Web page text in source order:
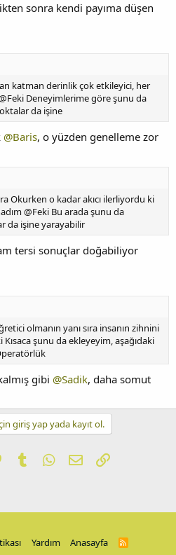
sonra kendi payıma düşen
katman derinlik çok etkileyici, her
Deneyimlerime göre şunu da
da işine
@Baris, o yüzden genelleme zor
Okurken o kadar akıcı ilerliyordu ki
@Feki Bu arada şunu da
da işine yarayabilir
tersi sonuçlar doğabiliyor
olmanın yanı sıra insanın zihnini
şunu da ekleyeyim, aşağıdaki
gibi @Sadik, daha somut
giriş yap yada kayıt ol.
PinterestTumblrWhatsApp
E-postaLink
Yardım Anasayfa
R